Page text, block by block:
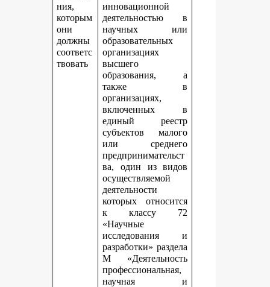
ния,
которым
они
должны
соответс
твовать
инновационной
деятельностью в
научных или
образовательных
организациях
высшего
образования, а
также в
организациях,
включенных в
единый реестр
субъектов малого
или среднего
предпринимательст
ва, один из видов
осуществляемой
деятельности
которых относится
к классу 72
«Научные
исследования и
разработки» раздела
М «Деятельность
профессиональная,
научная и